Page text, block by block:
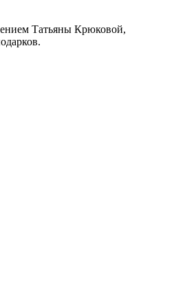
Татьяны Крюковой,